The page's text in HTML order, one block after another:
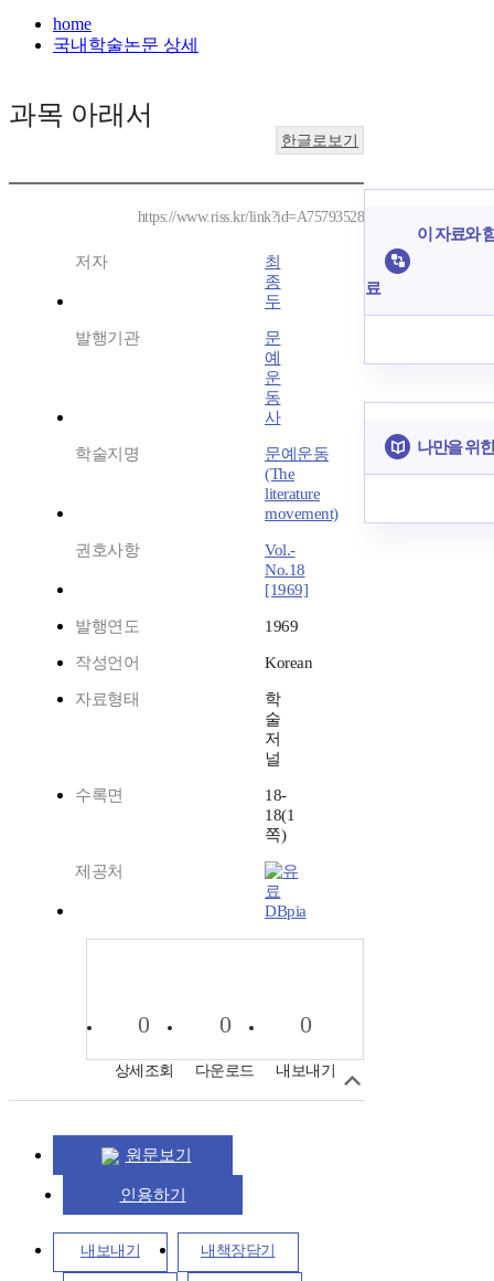
home
국내학술논문 상세
과목 아래서
한글로보기
https://www.riss.kr/link?id=A75793528
저자
최
종
두
발행기관
문
예
운
동
사
학술지명
문예운동
(The
literature
movement)
권호사항
Vol.-
No.18
[1969]
발행연도 1969
작성언어 Korean
자료형태
학
술
저
널
수록면
18-
18(1
쪽)
제공처
DBpia
0
상세조회
0
다운로드
0
내보내기
원문보기
인용하기
내보내기 내책장담기
이 자료와
료
나만을 위